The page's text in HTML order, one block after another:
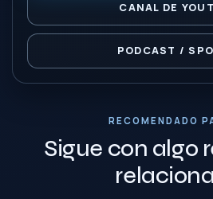
CANAL DE
PODCAST /
RECOMENDADO
Sigue con algo